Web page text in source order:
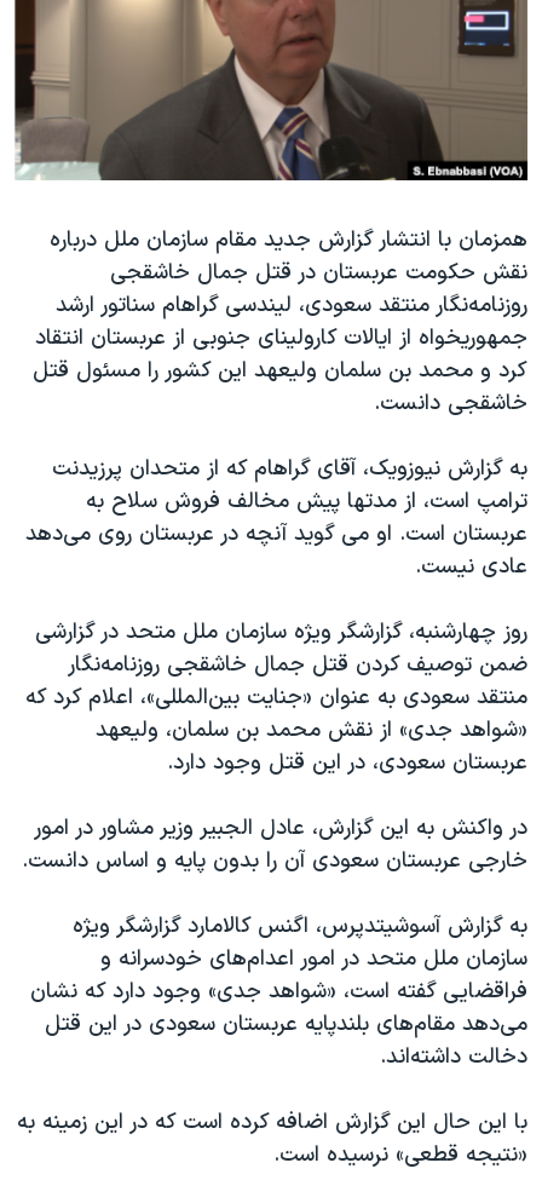
فرهنگ و زندگی
علم و فناوری
گالری عکس
آرشیو پخش زنده
مستندها
انتخابات ریاست جمهوری آمریکا ۲۰۲۴
حمله جمهوری اسلامی به اسرائیل
رمز مهسا
اعتراضات زن، زندگی، آزادی
مجموعه مستندهای دادخواهی
تریبونال مردمی آبان ۹۸
دادگاه حمید نوری
چهل سال گروگان‌گیری
قانون شفافیت دارائی کادر رهبری ایران
اعتراضات مردمی آبان ۹۸
اسرائیل در جنگ
همایش محافظه‌کاران آمریکا «سی‌پک»
صفحه‌های ویژه
سفر پرزیدنت ترامپ به چین
دنبال کنید
زبانهای مختلف
همزمان با انتشار گزارش جدید مقام سازمان ملل درباره
نقش حکومت عربستان در قتل جمال خاشقجی
روزنامه‌نگار منتقد سعودی، لیندسی گراهام سناتور ارشد
جمهوریخواه از ایالات کارولینای جنوبی از عربستان انتقاد
کرد و محمد بن سلمان ولیعهد این کشور را مسئول قتل
خاشقجی دانست.
به گزارش نیوزویک، آقای گراهام که از متحدان پرزیدنت
ترامپ است، از مدتها پیش مخالف فروش سلاح به
عربستان است. او می گوید آنچه در عربستان روی می‌دهد
عادی نیست.
روز چهارشنبه، گزارشگر ویژه سازمان ملل متحد در گزارشی
ضمن توصیف کردن قتل جمال خاشقجی روزنامه‌نگار
منتقد سعودی به عنوان «جنایت بین‌المللی»، اعلام کرد که
«شواهد جدی» از نقش محمد بن سلمان، ولیعهد
عربستان سعودی، در این قتل وجود دارد.
در واکنش به این گزارش، عادل الجبیر وزیر مشاور در امور
خارجی عربستان سعودی آن را بدون پایه و اساس دانست.
به گزارش آسوشیتدپرس، اگنس کالامارد گزارشگر ویژه
سازمان ملل متحد در امور اعدام‌های خودسرانه و
فراقضایی گفته است، «شواهد جدی» وجود دارد که نشان
می‌دهد مقام‌های بلندپایه عربستان سعودی در این قتل
دخالت داشته‌اند.
با این حال این گزارش اضافه کرده است که در این زمینه به
«نتیجه قطعی» نرسیده است.